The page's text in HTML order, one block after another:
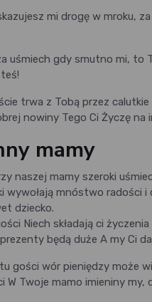
mi drogę w mroku,
uśmiech gdy smutno mi, to
trwa z Tobą przez
nowiny Tego Ci Życzę na
mamy
naszej mamy szeroki
wywołają mnóstwo radości
dziecko.
Niech składają ci
będą duże A my Ci
gości wór pieniędzy może
Twoje mamo imieniny my,